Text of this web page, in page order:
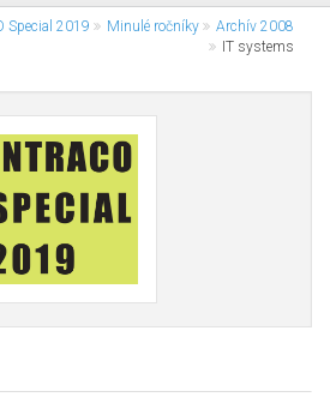
Special 2019 Minulé ročníky
Archív 2008
IT systems